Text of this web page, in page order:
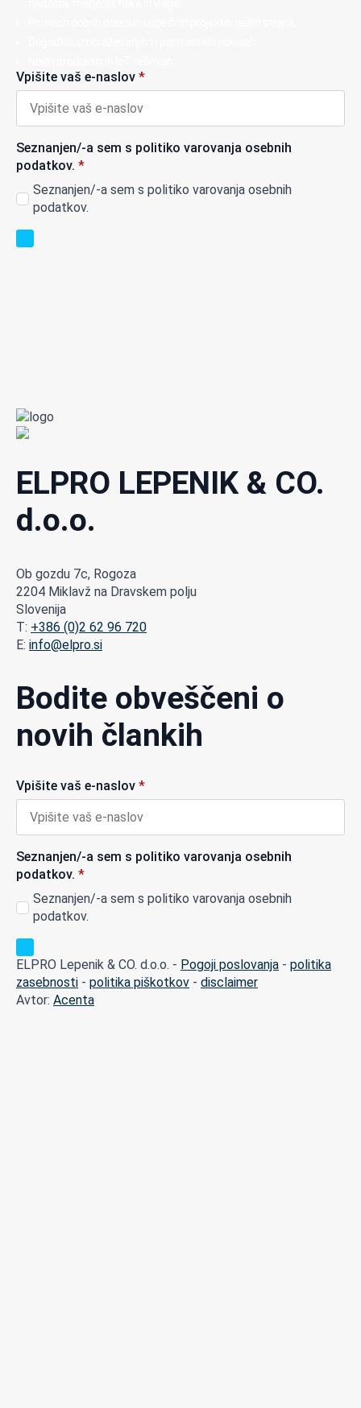
Vpišite vaš e-naslov *
Seznanjen/-a sem s politiko varovanja osebnih
podatkov. *
Seznanjen/-a sem s politiko varovanja osebnih
podatkov.
ELPRO LEPENIK & CO.
d.o.o.
Ob gozdu 7c, Rogoza
2204 Miklavž na Dravskem polju
Slovenija
T: +386 (0)2 62 96 720
E: info@elpro.si
Bodite obveščeni o
novih člankih
Vpišite vaš e-naslov *
Seznanjen/-a sem s politiko varovanja osebnih
podatkov. *
Seznanjen/-a sem s politiko varovanja osebnih
podatkov.
ELPRO Lepenik & CO. d.o.o. - Pogoji poslovanja - politika
zasebnosti - politika piškotkov - disclaimer
Avtor: Acenta